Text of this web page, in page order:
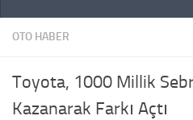
OTO HABER
Toyota, 1000 Millik
Kazanarak Farkı Açtı